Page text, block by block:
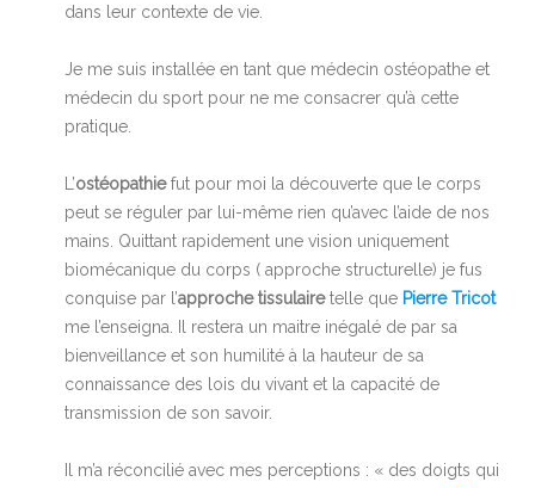
dans leur contexte de vie.
Je me suis installée en tant que médecin ostéopathe et
médecin du sport pour ne me consacrer qu’à cette
pratique.
L’ostéopathiefut pour moi la découverte que le corps
peut se réguler par lui-même rien qu’avec l’aide de nos
mains. Quittant rapidement une vision uniquement
biomécanique du corps ( approche structurelle) je fus
conquise par l’approche tissulairetelle que Pierre Tricot
me l’enseigna. Il restera un maitre inégalé de par sa
bienveillance et son humilité à la hauteur de sa
connaissance des lois du vivant et la capacité de
transmission de son savoir.
Il m’a réconcilié avec mes perceptions : « des doigts qui